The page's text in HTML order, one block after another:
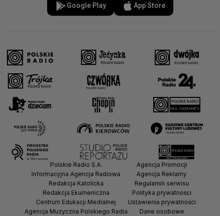
Google Play App Store
Polskie Radio S.A.
Informacyjna Agencja Radiowa
Redakcja Katolicka
Redakcja Ekumeniczna
Centrum Edukacji Medialnej
Agencja Muzyczna Polskiego Radia
Agencja Promocji
Agencja Reklamy
Regulamin serwisu
Polityka prywatności
Ustawienia prywatności
Dane osobowe